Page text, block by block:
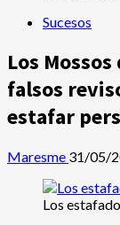
Sucesos
Los
falsos
estafar
Maresme 31/05/
Los